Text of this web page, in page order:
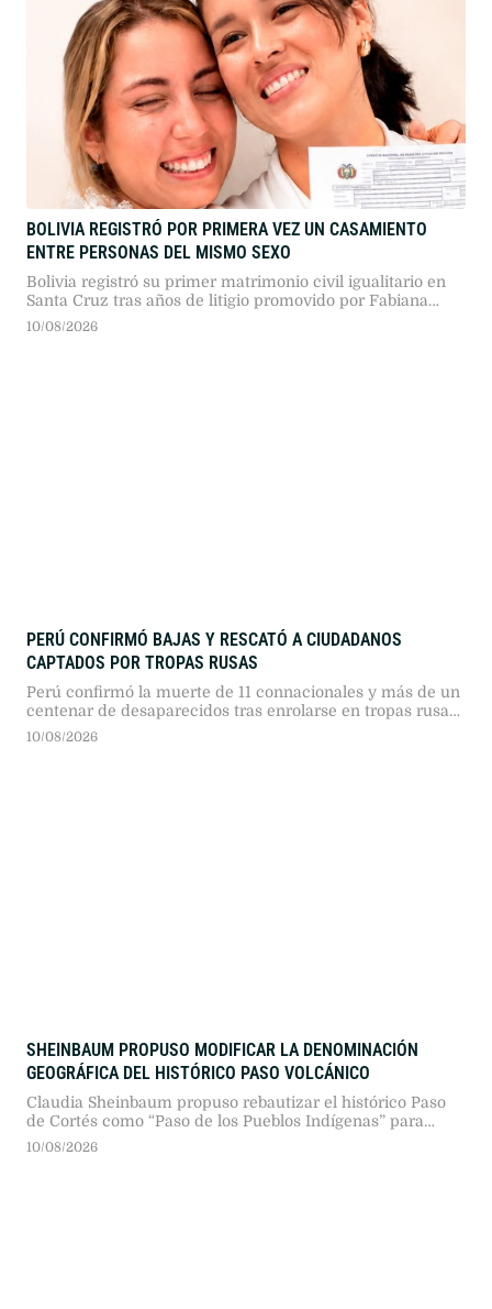
BOLIVIA REGISTRÓ POR PRIMERA VEZ UN CASAMIENTO
ENTRE PERSONAS DEL MISMO SEXO
Bolivia registró su primer matrimonio civil igualitario en
Santa Cruz tras años de litigio promovido por Fabiana
Banzer y Scarlett Rocha. El fallo otorga plena protección
10/08/2026
PERÚ CONFIRMÓ BAJAS Y RESCATÓ A CIUDADANOS
CAPTADOS POR TROPAS RUSAS
Perú confirmó la muerte de 11 connacionales y más de un
centenar de desaparecidos tras enrolarse en tropas rusas.
La Cancillería evacuó a varios jóvenes víctimas de
10/08/2026
SHEINBAUM PROPUSO MODIFICAR LA DENOMINACIÓN
GEOGRÁFICA DEL HISTÓRICO PASO VOLCÁNICO
Claudia Sheinbaum propuso rebautizar el histórico Paso
de Cortés como “Paso de los Pueblos Indígenas” para
visibilizar a las comunidades originarias. La iniciativa
10/08/2026